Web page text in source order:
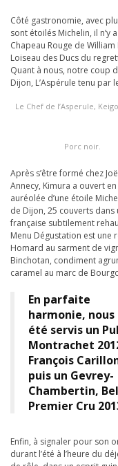
Côté gastronomie, avec
sont étoilés Michelin, il n’y
Chapeau Rouge de
Loiseau des Ducs du
Quant à nous, notre coup
Dijon, L’Aspérule tenu par
Le Chef de l’Asperule,
Porc noir.
Après s’être formé chez
Annecy, Kimura a ouvert
auréolée d’une étoile
de Dijon, 25 couverts
française subtilement
Menu Dégustation est une
Homard au sarment de
Binchotan, condiment
caramel au marc de
En parfaite
harmonie, nous
été servis un
Montrachet
François
puis un Gevrey-
Chambertin,
Premier Cru
Enfin, à signaler pour son
durant l’été à l’heure du